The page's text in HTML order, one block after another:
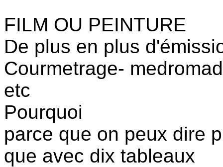
FILM OU PEINTURE
De plus en plus
Courmetrage-
etc
Pourquoi
parce que on peux dire
que avec dix tableaux